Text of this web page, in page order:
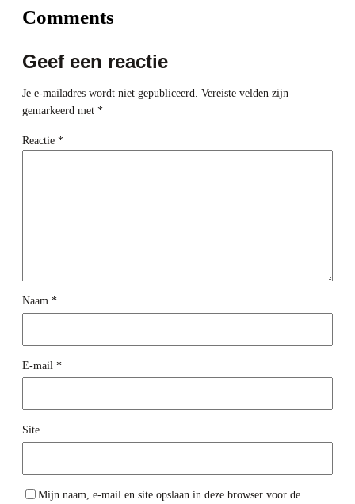
Comments
Geef een reactie
Je e-mailadres wordt niet gepubliceerd. Vereiste velden zijn
gemarkeerd met *
Reactie *
Naam *
E-mail *
Site
Mijn naam, e-mail en site opslaan in deze browser voor de